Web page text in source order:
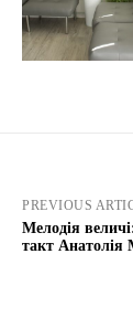
PREVIOUS
Мелодія
такт Анатолія